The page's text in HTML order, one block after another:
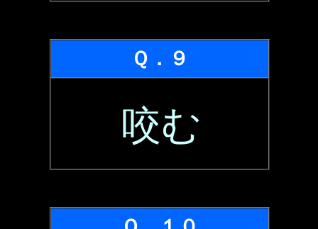
Ｑ．９
咬む